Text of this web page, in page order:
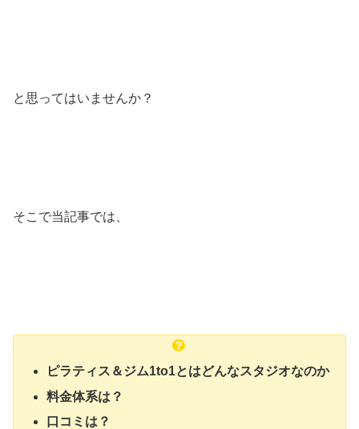
と思ってはいませんか？
そこで当記事では、
ピラティス＆ジム1to1とはどんなスタジオなのか
料金体系は？
口コミは？